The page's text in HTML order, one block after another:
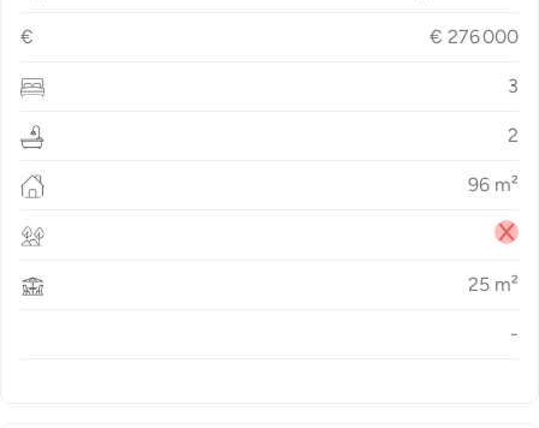
€ € 276 000
3
2
96 m²
25 m²
-